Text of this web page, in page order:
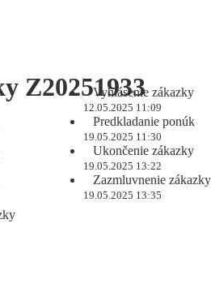
Vyhlásenie zákazky
12.05.2025 11:09
Predkladanie ponúk
19.05.2025 11:30
Ukončenie zákazky
19.05.2025 13:22
Zazmluvnenie zákazky
19.05.2025 13:35
Z20251933